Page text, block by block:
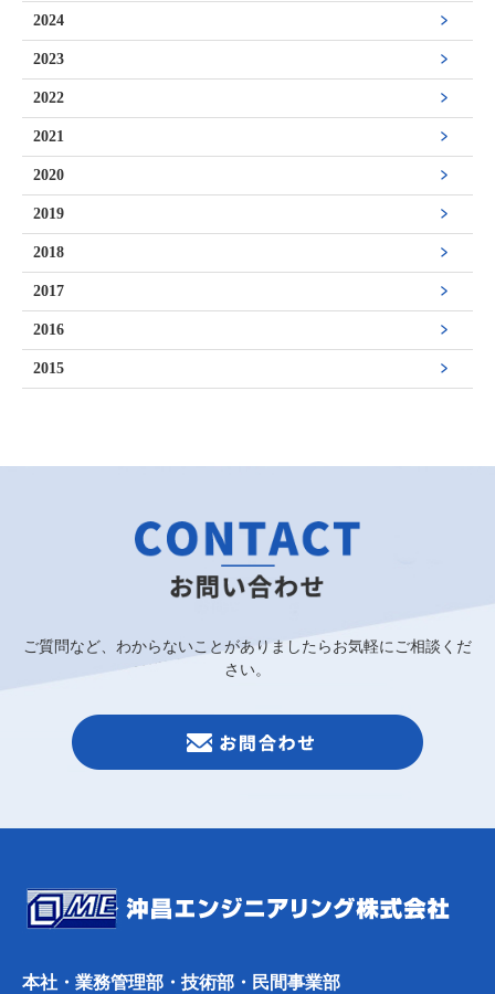
2024
2023
2022
2021
2020
2019
2018
2017
2016
2015
ご質問など、わからないことがありましたらお気軽にご相談くだ
さい。
本社・業務管理部・技術部・民間事業部